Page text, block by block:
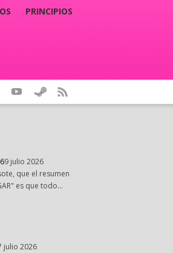
PRINCIPIOS
9 julio 2026
que el resumen
es que todo…
julio 2026